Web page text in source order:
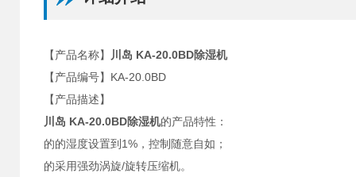
【产品名称】
川岛 KA-20.0BD除湿机
【产品编号】KA-20.0BD
【产品描述】
川岛 KA-20.0BD除湿机的产品特性：
的的湿度设置到1%，控制随意自如；
的采用强劲涡旋/旋转压缩机。